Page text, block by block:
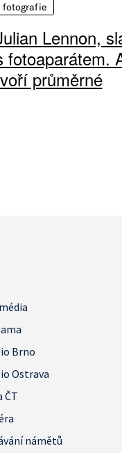
fotografie
Lennon,
fotoaparátem.
průměrné
Brno
Ostrava
ČT
námětů